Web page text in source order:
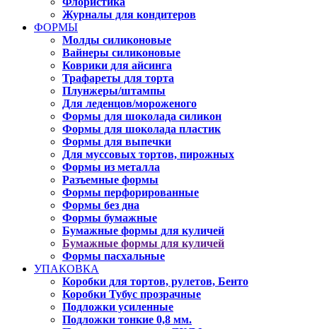
Журналы для кондитеров
ФОРМЫ
Молды силиконовые
Вайнеры силиконовые
Коврики для айсинга
Трафареты для торта
Плунжеры/штампы
Для леденцов/мороженого
Формы для шоколада силикон
Формы для шоколада пластик
Формы для выпечки
Для муссовых тортов, пирожных
Формы из металла
Разъемные формы
Формы перфорированные
Формы без дна
Формы бумажные
Бумажные формы для куличей
Бумажные формы для куличей
Формы пасхальные
УПАКОВКА
Коробки для тортов, рулетов, Бенто
Коробки Тубус прозрачные
Подложки усиленные
Подложки тонкие 0,8 мм.